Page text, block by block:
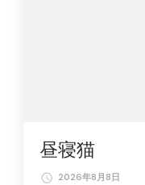
昼寝猫
2026年8月8日